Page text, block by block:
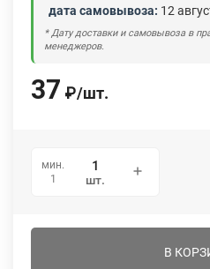
дата самовывоза: 12
* Дату доставки и самовывоза в
менеджеров.
37 ₽/шт.
мин.
1
шт.
В